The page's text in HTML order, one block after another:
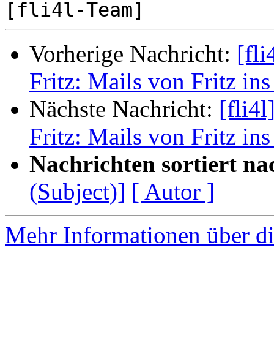
Vorherige Nachricht:
Fritz: Mails von Fritz
Nächste Nachricht: [fli4l]
Fritz: Mails von Fritz
Nachrichten sortiert
(Subject)] [ Autor ]
Mehr Informationen über